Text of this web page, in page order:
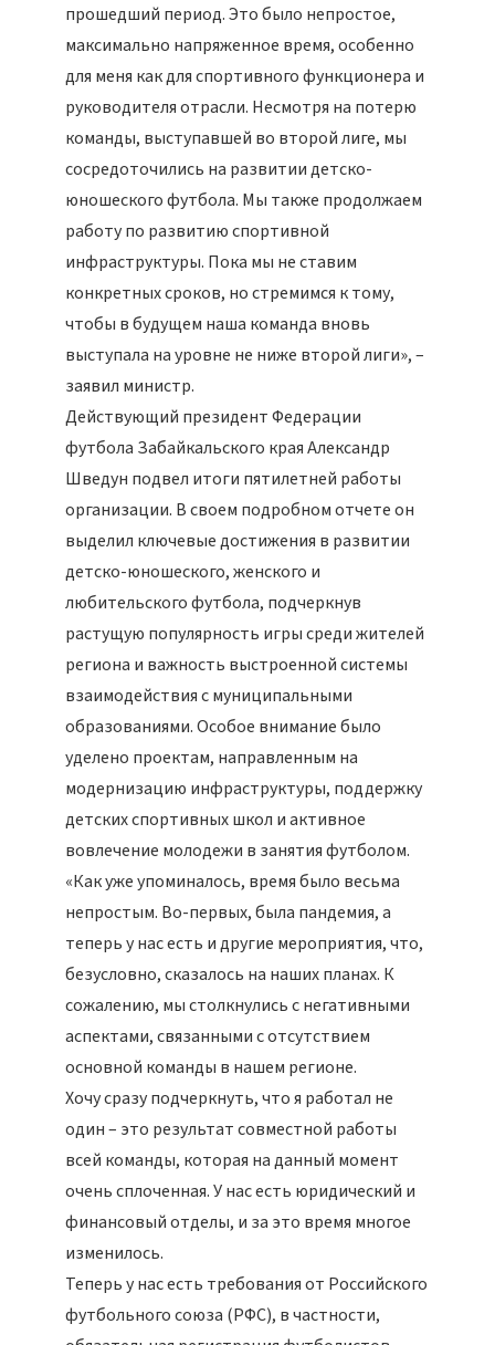
прошедший период. Это было непростое,
максимально напряженное время, особенно
для меня как для спортивного функционера и
руководителя отрасли. Несмотря на потерю
команды, выступавшей во второй лиге, мы
сосредоточились на развитии детско-
юношеского футбола. Мы также продолжаем
работу по развитию спортивной
инфраструктуры. Пока мы не ставим
конкретных сроков, но стремимся к тому,
чтобы в будущем наша команда вновь
выступала на уровне не ниже второй лиги», –
заявил министр.
Действующий президент Федерации
футбола Забайкальского края Александр
Шведун подвел итоги пятилетней работы
организации. В своем подробном отчете он
выделил ключевые достижения в развитии
детско-юношеского, женского и
любительского футбола, подчеркнув
растущую популярность игры среди жителей
региона и важность выстроенной системы
взаимодействия с муниципальными
образованиями. Особое внимание было
уделено проектам, направленным на
модернизацию инфраструктуры, поддержку
детских спортивных школ и активное
вовлечение молодежи в занятия футболом.
«Как уже упоминалось, время было весьма
непростым. Во-первых, была пандемия, а
теперь у нас есть и другие мероприятия, что,
безусловно, сказалось на наших планах. К
сожалению, мы столкнулись с негативными
аспектами, связанными с отсутствием
основной команды в нашем регионе.
Хочу сразу подчеркнуть, что я работал не
один – это результат совместной работы
всей команды, которая на данный момент
очень сплоченная. У нас есть юридический и
финансовый отделы, и за это время многое
изменилось.
Теперь у нас есть требования от Российского
футбольного союза (РФС), в частности,